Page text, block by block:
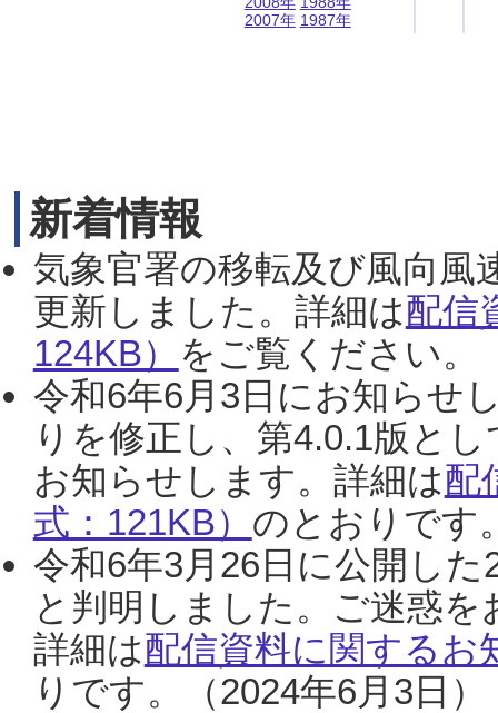
2007年 1987年
新着情報
気象官署の移転及び風向風
更新しました。詳細は配信
124KB） をご覧ください。
令和6年6月3日にお知らせ
りを修正し、第4.0.1版と
お知らせします。詳細は配
式：121KB） のとおりです
令和6年3月26日に公開し
と判明しました。ご迷惑
詳細は配信資料に関するお
りです。（2024年6月3日）